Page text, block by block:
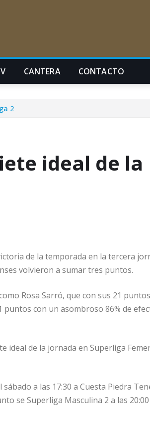
CANTERA CONTACTO
2
ideal de la
de la temporada en la tercera
volvieron a sumar tres puntos.
Rosa Sarró, que con sus 21
con un asombroso 86% de
ideal de la jornada en Superliga
a las 17:30 a Cuesta Piedra
se Superliga Masculina 2 a las